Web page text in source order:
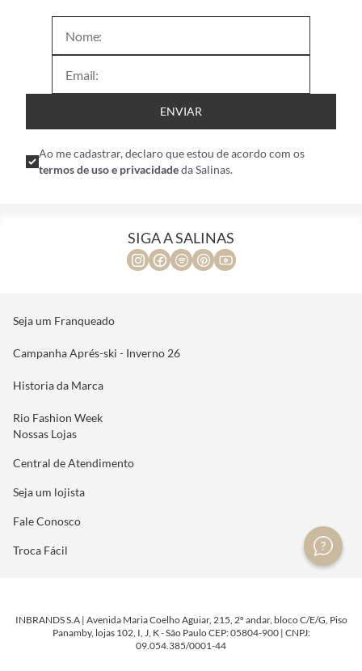
ENVIAR
Ao me cadastrar, declaro que estou de acordo com os
termos de uso e privacidadeda Salinas.
SIGA A SALINAS
Seja um Franqueado
Campanha Aprés-ski - Inverno 26
Historia da Marca
Rio Fashion Week
Nossas Lojas
Central de Atendimento
Seja um lojista
Fale Conosco
Troca Fácil
INBRANDS S.A | Avenida Maria Coelho Aguiar, 215, 2º andar, bloco C/E/G, Piso
Panamby, lojas 102, I, J, K - São Paulo CEP: 05804-900 | CNPJ:
09.054.385/0001-44